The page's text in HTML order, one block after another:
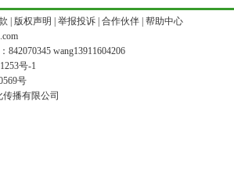
版权声明 举报投诉| 合作伙伴| 帮助中心
842070345 wang13911604206
号-1
号
播有限公司